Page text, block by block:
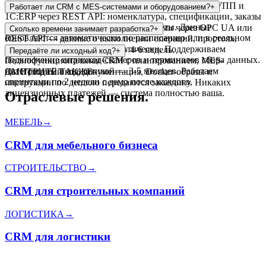
Да, реализуем двустороннюю синхронизацию с 1С:УПП и
1С:ERP через REST API: номенклатура, спецификации, заказы
на производство, остатки, взаиморасчёты. Данные
обновляются автоматически по расписанию или в реальном
времени.
Работает ли CRM с MES-системами и оборудованием?+
Да. Интегрируем CRM с MES-системами через OPC UA или
REST API — данные о выполнении операций, простоях,
выработке передаются автоматически. Поддерживаем
подключение штрихкод-сканеров и терминалов сбора данных.
Сколько времени занимает разработка?+
MVP с базовыми модулями — 4-6 недель.
Полнофункциональная CRM с планированием, MES-
интеграцией и аналитикой — 3-5 месяцев. Работаем
спринтами по 2 недели с демо после каждого.
Передаёте ли исходный код?+
Да. Исходный код, документация, Docker-образы и
инструкции по деплою передаются заказчику. Никаких
лицензионных платежей — система полностью ваша.
СМОТРИТЕ ТАКЖЕ
Отраслевые решения.
МЕБЕЛЬ→
CRM для мебельного бизнеса
СТРОИТЕЛЬСТВО →
CRM для строительных компаний
ЛОГИСТИКА →
CRM для логистики